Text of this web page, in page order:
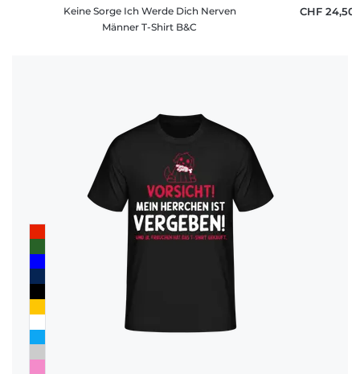
Keine Sorge Ich Werde Dich Nerven
Männer T-Shirt B&C
CHF 24,50